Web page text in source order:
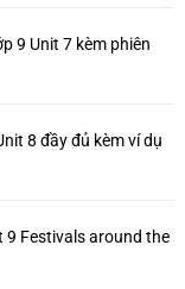
9 Unit 7 kèm phiên
8 đầy đủ kèm ví dụ
9 Festivals around the